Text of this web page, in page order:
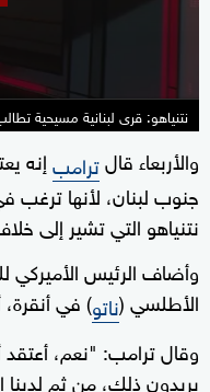
نتنياهو: قرى لبنانية مسيحية
والأربعاء قالترامب⁠إنه
جنوب لبنان، لأنها ترغب
نتنياهو التي تشير إلى
وأضاف الرئيس
الأطلسي (ناتو) في
وقال ‌ترامب: "نعم،
يريدون ذلك، من ثم لدينا